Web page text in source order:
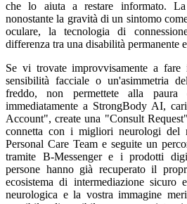
che lo aiuta a restare informato.
nonostante la gravità di un sintomo
oculare, la tecnologia di
differenza tra una disabilità permanente
Se vi trovate improvvisamente a
sensibilità facciale o un'asimmetria
freddo, non permettete alla paura
immediatamente a StrongBody AI,
Account", create una "Consult
connetta con i migliori neurologi del
Personal Care Team e seguite un
tramite B-Messenger e i prodotti
persone hanno già recuperato il
ecosistema di intermediazione sicuro
neurologica e la vostra immagine